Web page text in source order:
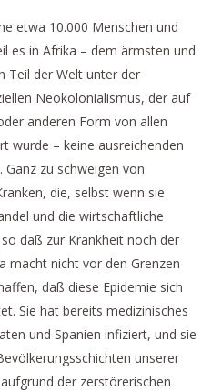
etwa 10.000 Menschen und
es in Afrika – dem ärmsten und
Teil der Welt unter der
Neokolonialismus, der auf
anderen Form von allen
wurde – keine ausreichenden
zu schweigen von
die, selbst wenn sie
und die wirtschaftliche
daß zur Krankheit noch der
macht nicht vor den Grenzen
daß diese Epidemie sich
Sie hat bereits medizinisches
und Spanien infiziert, und sie
unserer
der zerstörerischen